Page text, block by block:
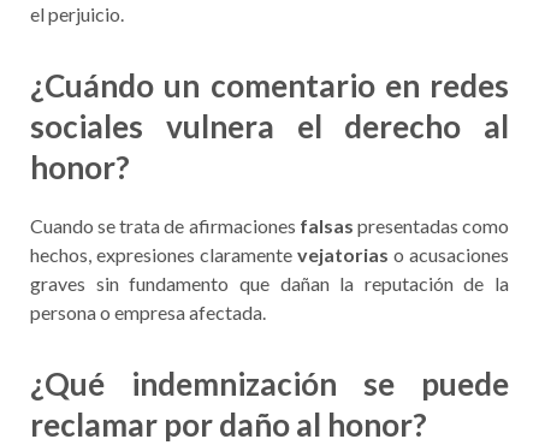
el perjuicio.
¿Cuándo un comentario en redes
sociales vulnera el derecho al
honor?
Cuando se trata de afirmaciones falsas presentadas como
hechos, expresiones claramente vejatorias o acusaciones
graves sin fundamento que dañan la reputación de la
persona o empresa afectada.
¿Qué indemnización se puede
reclamar por daño al honor?